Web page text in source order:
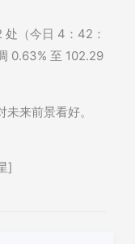
（今日 4：42：
0.63% 至 102.29
来前景看好。
]